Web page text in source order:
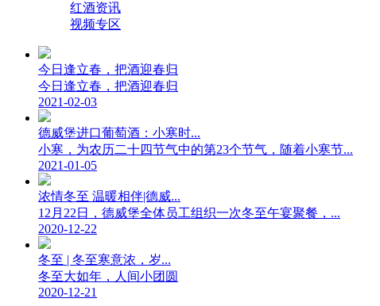
红酒资讯
视频专区
今日逢立春，把酒迎春归
今日逢立春，把酒迎春归
2021-02-03
德威堡进口葡萄酒：小寒时...
小寒，为农历二十四节气中的第23个节气，随着小寒节...
2021-01-05
浓情冬至 温暖相伴|德威...
12月22日，德威堡全体员工组织一次冬至午宴聚餐，...
2020-12-22
冬至 | 冬至寒意浓，岁...
冬至大如年，人间小团圆
2020-12-21